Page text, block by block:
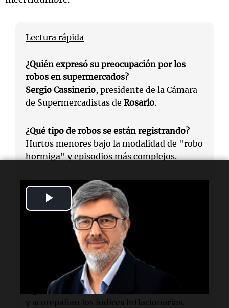
Play
Video
Lectura rápida
¿Quién expresó su preocupación por los
robos en supermercados?
Sergio Cassinerio, presidente de la Cámara
de Supermercadistas de Rosario.
¿Qué tipo de robos se están registrando?
Hurtos menores bajo la modalidad de "robo
hormiga" y episodios más complejos.
¿Qué reclama Cassinerio respecto a los
controles de seguridad?
Que se extremen los controles y mejorar los
procedimientos policiales.
¿Cómo afecta la suba del dólar a los precios
según Cassinerio?
No se han registrado aumentos
significativos; las variaciones son mínimas
y acompañan los índices inflacionarios.